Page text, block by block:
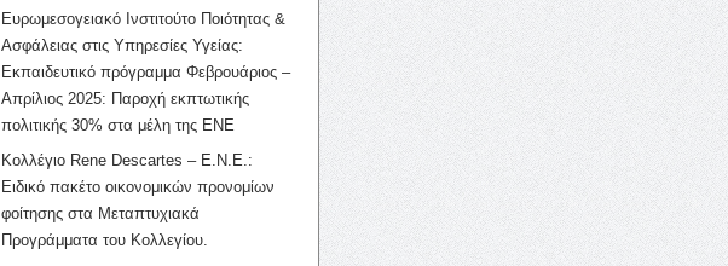
Ευρωμεσογειακό Ινστιτούτο Ποιότητας &
Ασφάλειας στις Υπηρεσίες Υγείας:
Εκπαιδευτικό πρόγραμμα Φεβρουάριος –
Απρίλιος 2025: Παροχή εκπτωτικής
πολιτικής 30% στα μέλη της ΕΝΕ
Κολλέγιο Rene Descartes – Ε.Ν.Ε.:
Ειδικό πακέτο οικονομικών προνομίων
φοίτησης στα Μεταπτυχιακά
Προγράμματα του Κολλεγίου.